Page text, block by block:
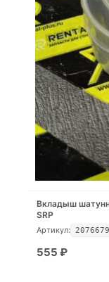
Вкладыш
SRP
Артикул:
555 ₽